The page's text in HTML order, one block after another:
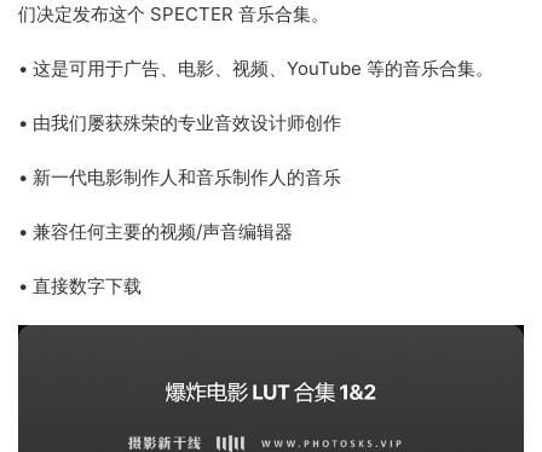
们决定发布这个 SPECTER 音乐合集。
• 这是可用于广告、电影、视频、YouTube 等的音乐合集。
• 由我们屡获殊荣的专业音效设计师创作
• 新一代电影制作人和音乐制作人的音乐
• 兼容任何主要的视频/声音编辑器
• 直接数字下载